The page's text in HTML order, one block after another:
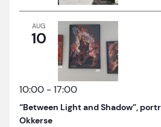
AUG
10
10:00 -17:00
“Between Light and Shadow”,
Okkerse